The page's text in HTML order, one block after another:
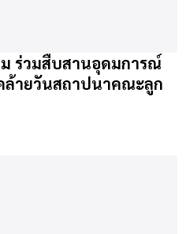
ม ร่วมสืบสานอุดมการณ์
ล้ายวันสถาปนาคณะลูก